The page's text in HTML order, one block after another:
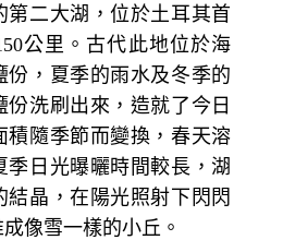
第二大湖，位於土耳其首
公里。古代此地位於海
份，夏季的雨水及冬季的
份洗刷出來，造就了今日
積隨季節而變換，春天溶
季日光曝曬時間較長，湖
結晶，在陽光照射下閃閃
像雪一樣的小丘。